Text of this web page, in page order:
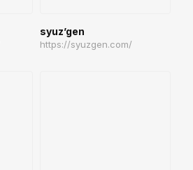
syuz’gen
https://syuzgen.com/